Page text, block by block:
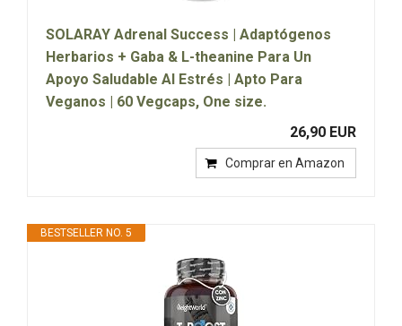
SOLARAY Adrenal Success | Adaptógenos
Herbarios + Gaba & L-theanine Para Un
Apoyo Saludable Al Estrés | Apto Para
Veganos | 60 Vegcaps, One size.
26,90 EUR
Comprar en Amazon
BESTSELLER NO. 5